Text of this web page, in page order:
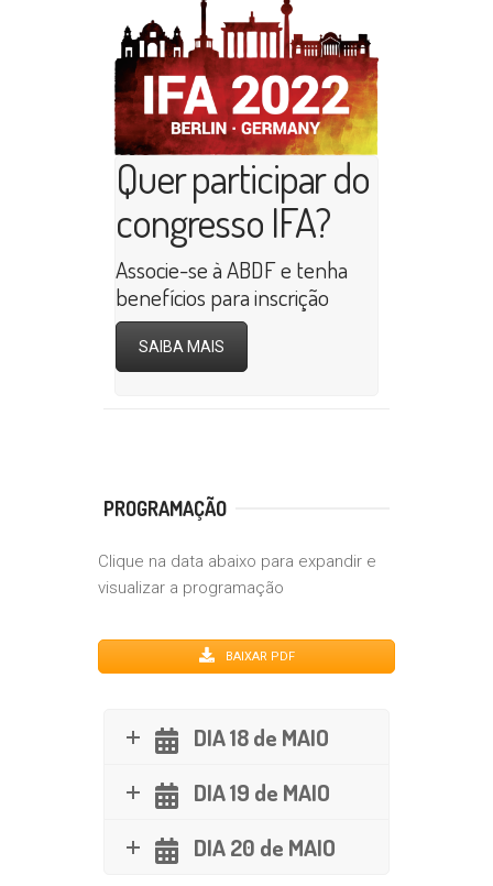
Quer participar do
congresso IFA?
Associe-se à ABDF e tenha
benefícios para inscrição
SAIBA MAIS
PROGRAMAÇÃO
Clique na data abaixo para expandir e
visualizar a programação
BAIXAR PDF
DIA 18 de MAIO
DIA 19 de MAIO
DIA 20 de MAIO